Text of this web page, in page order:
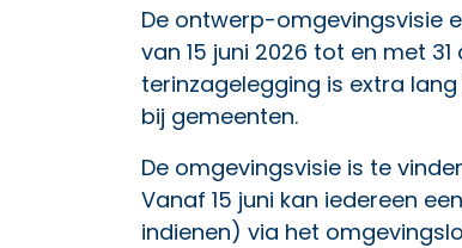
De ontwerp-omgevingsvisie
van 15 juni 2026 tot en met
terinzagelegging is extra
bij gemeenten.
De omgevingsvisie is te
Vanaf 15 juni kan iedereen
indienen) via het